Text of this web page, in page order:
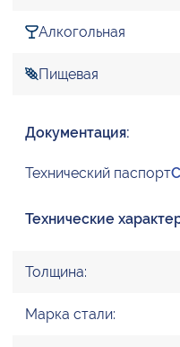
Алкогольная
Пищевая
Документация:
Технический паспорт
Технические
Толщина:
Марка стали: